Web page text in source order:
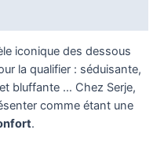
iconique des dessous
la qualifier : séduisante,
bluffante … Chez Serje,
comme étant une
.